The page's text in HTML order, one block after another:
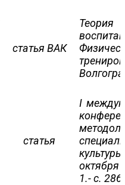
статья ВАК
статья
I
октября
1.- с.